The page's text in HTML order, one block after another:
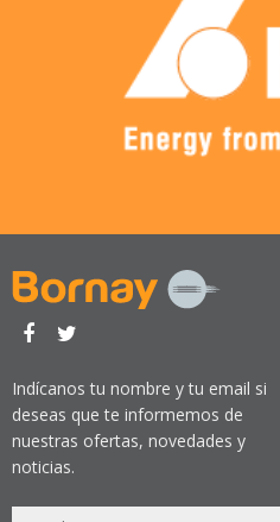
Indícanos tu nombre y tu email si
deseas que te informemos de
nuestras ofertas, novedades y
noticias.